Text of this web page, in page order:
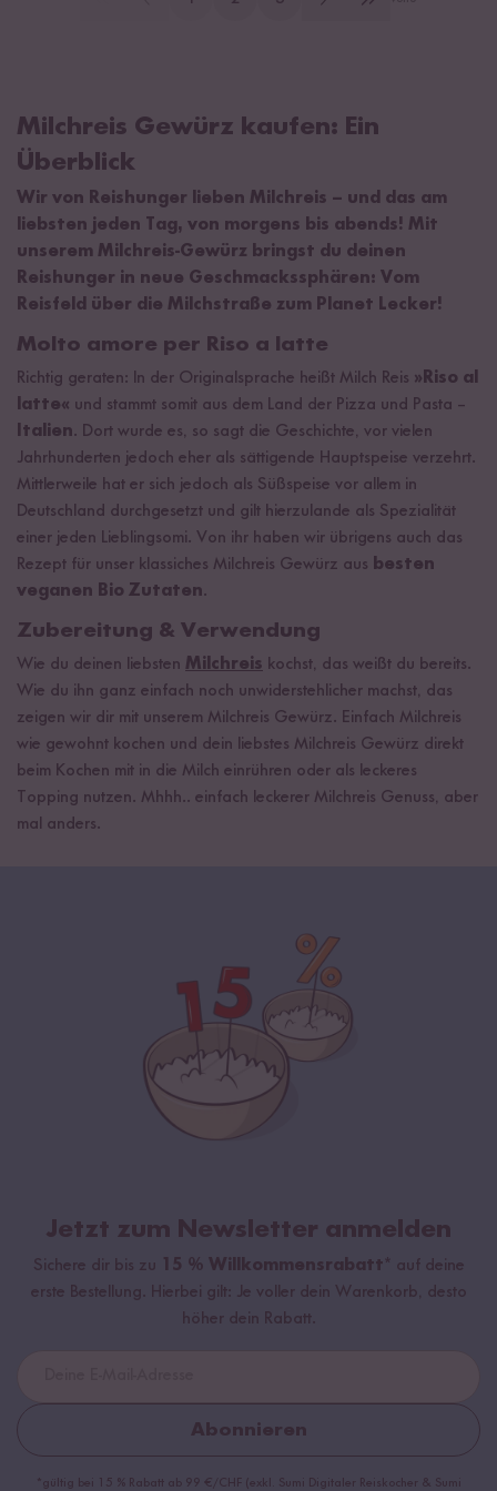
Milchreis Gewürz kaufen: Ein
Überblick
Wir von Reishunger lieben Milchreis – und das am
liebsten jeden Tag, von morgens bis abends! Mit
unserem Milchreis-Gewürz bringst du deinen
Reishunger in neue Geschmackssphären: Vom
Reisfeld über die Milchstraße zum Planet Lecker!
Molto amore per Riso a latte
Richtig geraten: In der Originalsprache heißt Milch Reis »Riso al
latte« und stammt somit aus dem Land der Pizza und Pasta –
Italien. Dort wurde es, so sagt die Geschichte, vor vielen
Jahrhunderten jedoch eher als sättigende Hauptspeise verzehrt.
Mittlerweile hat er sich jedoch als Süßspeise vor allem in
Deutschland durchgesetzt und gilt hierzulande als Spezialität
einer jeden Lieblingsomi. Von ihr haben wir übrigens auch das
Rezept für unser klassiches Milchreis Gewürz aus besten
veganen Bio Zutaten.
Zubereitung & Verwendung
Wie du deinen liebsten Milchreis kochst, das weißt du bereits.
Wie du ihn ganz einfach noch unwiderstehlicher machst, das
zeigen wir dir mit unserem Milchreis Gewürz. Einfach Milchreis
wie gewohnt kochen und dein liebstes Milchreis Gewürz direkt
beim Kochen mit in die Milch einrühren oder als leckeres
Topping nutzen. Mhhh.. einfach leckerer Milchreis Genuss, aber
mal anders.
Jetzt zum Newsletter anmelden
Sichere dir bis zu 15 % Willkommensrabatt* auf deine
erste Bestellung. Hierbei gilt: Je voller dein Warenkorb, desto
höher dein Rabatt.
Abonnieren
*gültig bei 15 % Rabatt ab 99 €/CHF (exkl. Sumi Digitaler Reiskocher & Sumi